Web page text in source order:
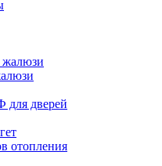
жалюзи
дверей
отопления